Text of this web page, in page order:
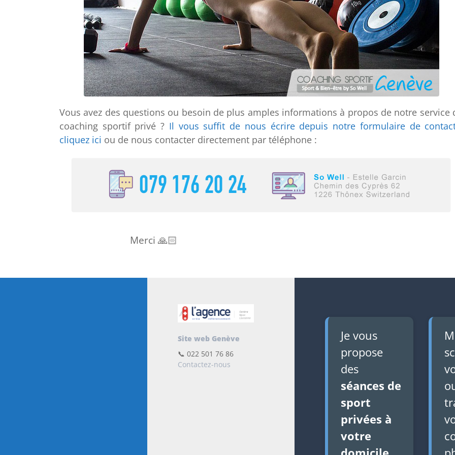
Vous avez des questions ou besoin de plus amples informations à propos de notre service
coaching sportif privé ? Il vous suffit de nous écrire depuis notre formulaire de
cliquez ici ou de nous contacter directement par téléphone :
Merci 🙏🏻
Site web Genève
📞 022 501 76 86
Contactez-nous
Je vous
propose
des
séances de
sport
privées à
votre